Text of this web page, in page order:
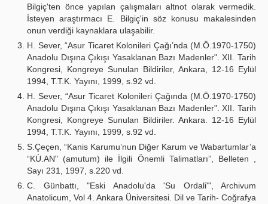
Bilgiç'ten önce yapılan çalışmaları altnot olarak vermedik.
İsteyen araştırmacı E. Bilgiç'in söz konusu makalesinden
onun verdiği kaynaklara ulaşabilir.
H. Sever, “Asur Ticaret Kolonileri Çağı’nda (M.Ö.1970-1750)
Anadolu Dışına Çıkışı Yasaklanan Bazı Madenler". XII. Tarih
Kongresi, Kongreye Sunulan Bildiriler, Ankara, 12-16 Eylül
1994, T.T.K. Yayını, 1999, s.92 vd.
H. Sever, “Asur Ticaret Kolonileri Çağında (M.Ö.1970-1750)
Anadolu Dışına Çıkışı Yasaklanan Bazı Madenler". XII. Tarih
Kongresi, Kongreye Sunulan Bildiriler. Ankara. 12-16 Eylül
1994, T.T.K. Yayını, 1999, s.92 vd.
S.Çeçen, “Kanis Karumu’nun Diğer Karum ve Wabartumlar’a
“KÙ.AN" (amutum) ile İlgili Önemli Talimatları”, Belleten ,
Sayı 231, 1997, s.220 vd.
C. Günbattı, "Eski Anadolu'da 'Su Ordali'", Archivum
Anatolicum, Vol 4. Ankara Üniversitesi. Dil ve Tarih- Coğrafya